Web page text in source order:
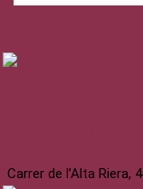
Carrer de l’Alta Riera, 4